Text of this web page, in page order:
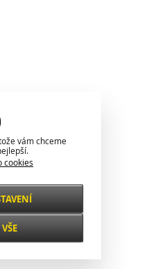
vám chceme
cookies